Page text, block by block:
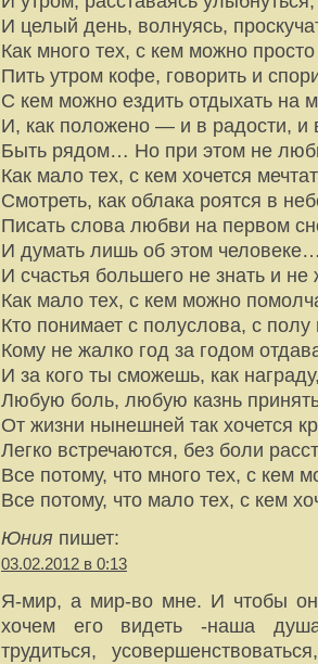
И целый день, волнуясь,
Как много тех, с кем можно
Пить утром кофе, говорить и
С кем можно ездить отдыхать на
И, как положено — и в радости, и
Быть рядом… Но при этом не
Как мало тех, с кем хочется
Смотреть, как облака роятся в
Писать слова любви на первом
И думать лишь об этом
И счастья большего не знать и не
Как мало тех, с кем можно
Кто понимает с полуслова, с полу
Кому не жалко год за годом
И за кого ты сможешь, как
Любую боль, любую казнь
От жизни нынешней так хочется
Легко встречаются, без боли
Все потому, что много тех, с кем
Все потому, что мало тех, с кем
Юния пишет:
03.02.2012 в 0:13
Я-мир, а мир-во мне. И чтобы
хочем его видеть -наша
трудиться,